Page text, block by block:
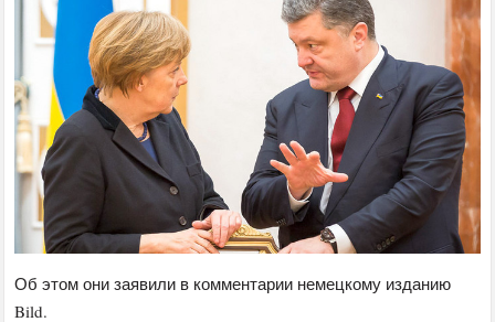
Об этом они заявили в комментарии немецкому изданию
Bild.